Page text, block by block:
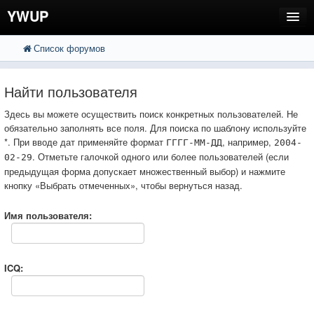
YWUP
FAQ
Вход
Список форумов
Найти пользователя
Здесь вы можете осуществить поиск конкретных пользователей. Не
обязательно заполнять все поля. Для поиска по шаблону используйте
*. При вводе дат применяйте формат ГГГГ-ММ-ДД, например, 2004-
02-29. Отметьте галочкой одного или более пользователей (если
предыдущая форма допускает множественный выбор) и нажмите
кнопку «Выбрать отмеченных», чтобы вернуться назад.
Имя пользователя:
ICQ: